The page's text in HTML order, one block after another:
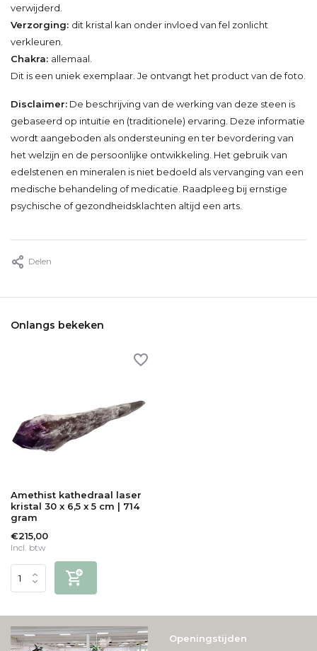
verwijderd.
Verzorging: dit kristal kan onder invloed van fel zonlicht
verkleuren.
Chakra: allemaal.
Dit is een uniek exemplaar. Je ontvangt het product van de foto.
Disclaimer: De beschrijving van de werking van deze steen is
gebaseerd op intuïtie en (traditionele) ervaring. Deze informatie
wordt aangeboden als ondersteuning en ter bevordering van
het welzijn en de persoonlijke ontwikkeling. Het gebruik van
edelstenen en mineralen is niet bedoeld als vervanging van een
medische behandeling of medicatie. Raadpleeg bij ernstige
psychische of gezondheidsklachten altijd een arts.
Delen
Onlangs bekeken
Amethist kathedraal laser
kristal 30 x 6,5 x 5 cm | 714
gram
€215,00
Incl. btw
Openingstijden